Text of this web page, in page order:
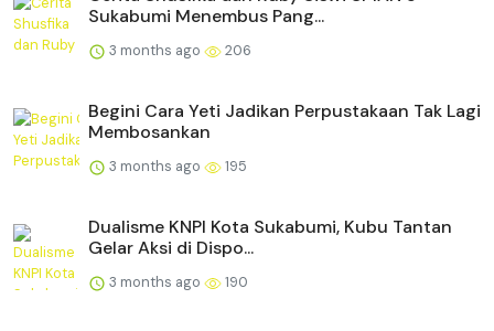
Sukabumi Menembus Pang...
3 months ago 206
Begini Cara Yeti Jadikan Perpustakaan Tak Lagi
Membosankan
3 months ago 195
Dualisme KNPI Kota Sukabumi, Kubu Tantan
Gelar Aksi di Dispo...
3 months ago 190